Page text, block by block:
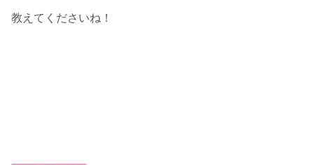
教えてくださいね！